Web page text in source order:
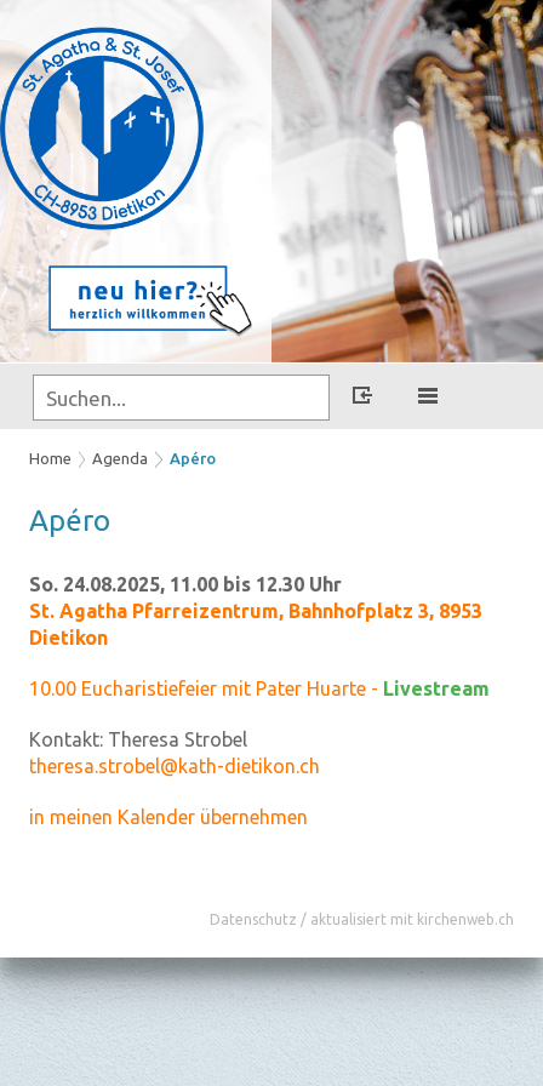
Home Agenda Apéro
Apéro
So. 24.08.2025, 11.00 bis 12.30 Uhr
St. Agatha Pfarreizentrum, Bahnhofplatz 3, 8953
Dietikon
10.00 Eucharistiefeier mit Pater Huarte - Livestream
Kontakt: Theresa Strobel
theresa.strobel@kath-dietikon.ch
in meinen Kalender übernehmen
Datenschutz / aktualisiert mit kirchenweb.ch